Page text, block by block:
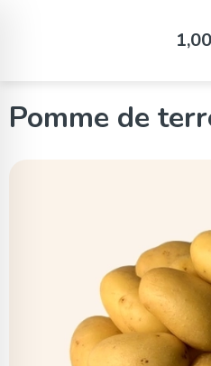
Pomme de